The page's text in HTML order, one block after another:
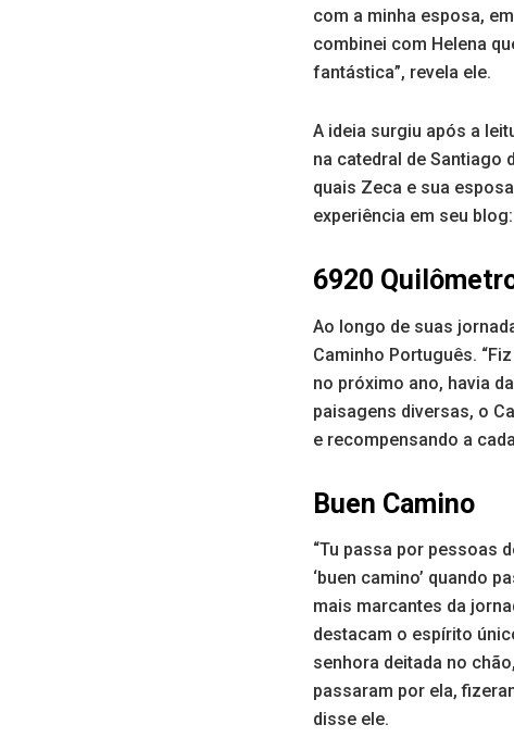
com a minha esposa,
combinei com Helena
fantástica”, revela ele.
A ideia surgiu após a
na catedral de Santiago
quais Zeca e sua
experiência em seu
6920
Ao longo de suas
Caminho Português.
no próximo ano, havia
paisagens diversas, o
e recompensando a
Buen Camino
“Tu passa por pessoas
‘buen camino’ quando
mais marcantes da
destacam o espírito
senhora deitada no
passaram por ela,
disse ele.